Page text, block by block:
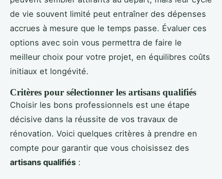
de vie souvent limité peut entraîner des dépenses
accrues à mesure que le temps passe. Évaluer ces
options avec soin vous permettra de faire le
meilleur choix pour votre projet, en équilibres coûts
initiaux et longévité.
Critères pour sélectionner les artisans qualifiés
Choisir les bons professionnels est une étape
décisive dans la réussite de vos travaux de
rénovation. Voici quelques critères à prendre en
compte pour garantir que vous choisissez des
artisans qualifiés :